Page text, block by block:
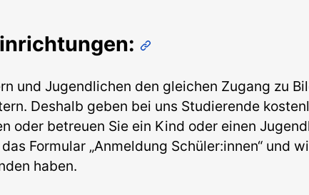
und Jugendlichen den gleichen Zugang zu
Deshalb geben bei uns Studierende
oder betreuen Sie ein Kind oder einen
Formular „Anmeldung Schüler:innen“ und
haben.